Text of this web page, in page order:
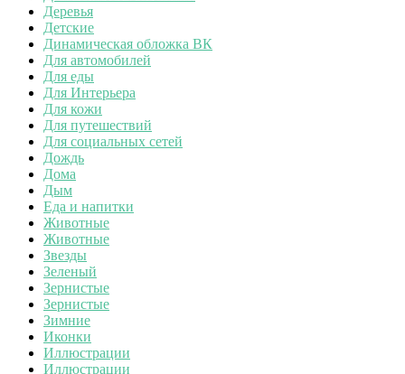
Деревья
Детские
Динамическая обложка ВК
Для автомобилей
Для еды
Для Интерьера
Для кожи
Для путешествий
Для социальных сетей
Дождь
Дома
Дым
Еда и напитки
Животные
Животные
Звезды
Зеленый
Зернистые
Зернистые
Зимние
Иконки
Иллюстрации
Иллюстрации